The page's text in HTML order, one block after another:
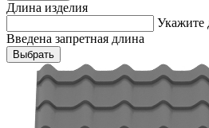
Длина изделия
Укажите
Введена запретная длина